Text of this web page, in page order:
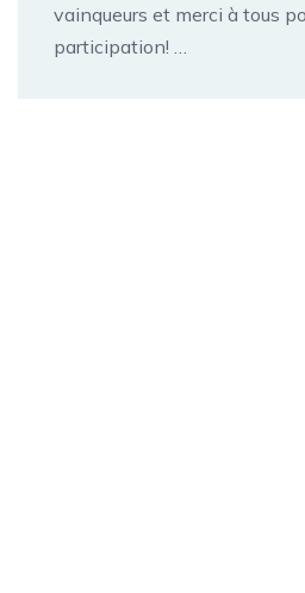
vainqueurs et merci à tous
participation! …